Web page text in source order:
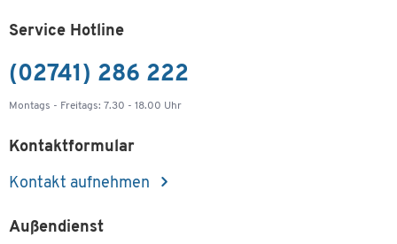
Service Hotline
(02741) 286 222
Montags - Freitags: 7.30 - 18.00 Uhr
Kontaktformular
Kontakt aufnehmen
Außendienst